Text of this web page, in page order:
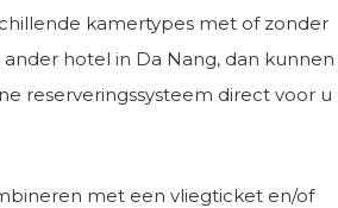
kamertypes met of zonder
hotel in Da Nang, dan kunnen
reserveringssysteem direct voor u
met een vliegticket en/of